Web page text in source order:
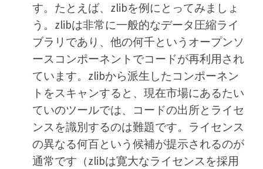
す。たとえば、zlibを例にとってみましょ
う。zlibは非常に一般的なデータ圧縮ライ
ブラリであり、他の何千というオープンソ
ースコンポーネントでコードが再利用され
ています。zlibから派生したコンポーネン
トをスキャンすると、現在市場にあるたい
ていのツールでは、コードの出所とライセ
ンスを識別するのは難題です。ライセンス
の異なる何百という候補が提示されるのが
通常です（zlibは寛大なライセンスを採用